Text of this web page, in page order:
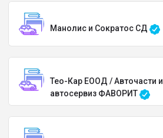
Манолис и Сократос СД
Тео-Кар ЕООД / Авточасти и
автосервиз ФАВОРИТ